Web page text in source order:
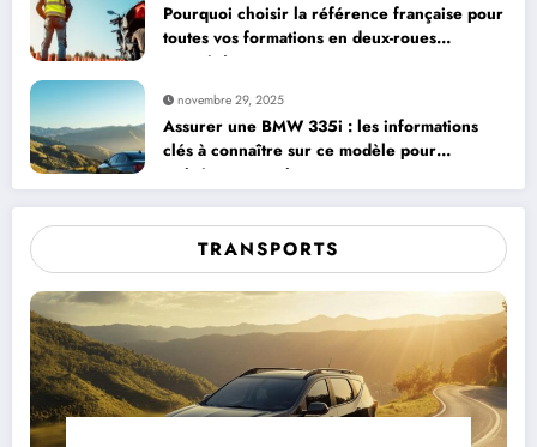
Pourquoi choisir la référence française pour
toutes vos formations en deux-roues
motorisés
novembre 29, 2025
Assurer une BMW 335i : les informations
clés à connaître sur ce modèle pour
maîtriser vos coûts
TRANSPORTS